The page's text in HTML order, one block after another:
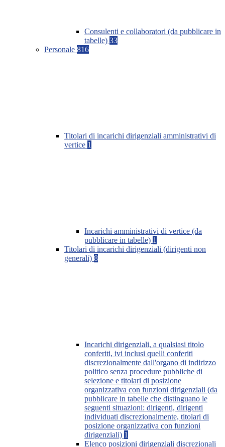
Consulenti e collaboratori (da pubblicare in
tabelle) 33
Personale 816
Titolari di incarichi dirigenziali amministrativi di
vertice 1
Incarichi amministrativi di vertice (da
pubblicare in tabelle) 1
Titolari di incarichi dirigenziali (dirigenti non
generali) 8
Incarichi dirigenziali, a qualsiasi titolo
conferiti, ivi inclusi quelli conferiti
discrezionalmente dall'organo di indirizzo
politico senza procedure pubbliche di
selezione e titolari di posizione
organizzativa con funzioni dirigenziali (da
pubblicare in tabelle che distinguano le
seguenti situazioni: dirigenti, dirigenti
individuati discrezionalmente, titolari di
posizione organizzativa con funzioni
dirigenziali) 1
Elenco posizioni dirigenziali discrezionali